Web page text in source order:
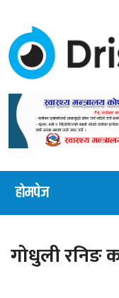
होमपेज
गोधुली रनिङ